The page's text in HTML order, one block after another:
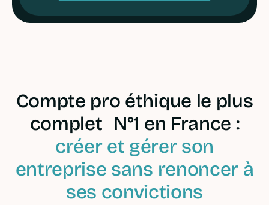
Compte pro éthique le plus
complet N°1 en France :
créer et gérer son
entreprise sans renoncer à
ses convictions